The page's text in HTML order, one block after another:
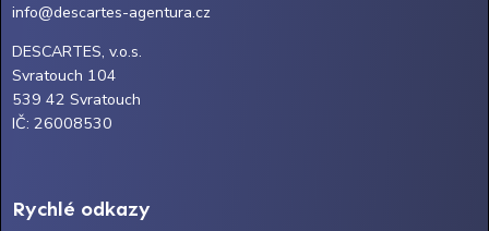
info@descartes-agentura.cz
DESCARTES, v.o.s.
Svratouch 104
539 42 Svratouch
IČ: 26008530
Rychlé odkazy